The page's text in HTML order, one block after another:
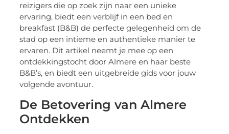
reizigers die op zoek zijn naar een unieke
ervaring, biedt een verblijf in een bed en
breakfast (B&B) de perfecte gelegenheid om de
stad op een intieme en authentieke manier te
ervaren. Dit artikel neemt je mee op een
ontdekkingstocht door Almere en haar beste
B&B’s, en biedt een uitgebreide gids voor jouw
volgende avontuur.
De Betovering van Almere
Ontdekken